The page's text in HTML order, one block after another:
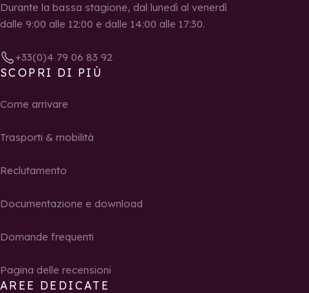
Durante la bassa stagione, dal lunedì al venerdì
dalle 9:00 alle 12:00 e dalle 14:00 alle 17:30.
+33(0)4 79 06 83 92
SCOPRI DI PIÙ
Come arrivare
Trasporti & mobilità
Reclutamento
Documentazione e download
Domande frequenti
Pagina delle recensioni
AREE DEDICATE